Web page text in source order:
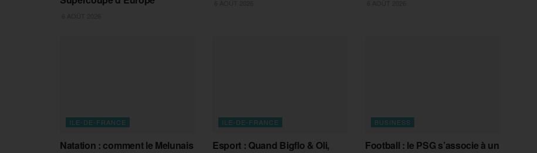
ILE-DE-FRANCE
Natation : comment le Melunais
ILE-DE-FRANCE
Esport : Quand Bigflo & Oli,
BUSINESS
Football : le PSG s’associe à un